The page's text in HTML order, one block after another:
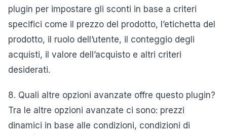
plugin per impostare gli sconti in base a criteri
specifici come il prezzo del prodotto, l’etichetta del
prodotto, il ruolo dell’utente, il conteggio degli
acquisti, il valore dell’acquisto e altri criteri
desiderati.
8. Quali altre opzioni avanzate offre questo plugin?
Tra le altre opzioni avanzate ci sono: prezzi
dinamici in base alle condizioni, condizioni di